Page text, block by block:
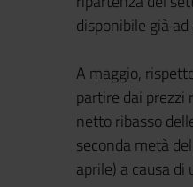
disponibile già
A maggio,
partire dai prezzi
netto ribasso
seconda metà
aprile) a causa